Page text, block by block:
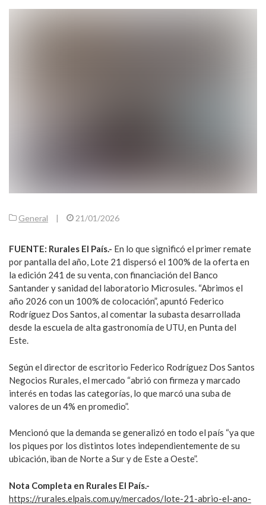
General | 21/01/2026
FUENTE: Rurales El País.- En lo que significó el primer remate
por pantalla del año, Lote 21 dispersó el 100% de la oferta en
la edición 241 de su venta, con financiación del Banco
Santander y sanidad del laboratorio Microsules. “Abrimos el
año 2026 con un 100% de colocación”, apuntó Federico
Rodríguez Dos Santos, al comentar la subasta desarrollada
desde la escuela de alta gastronomía de UTU, en Punta del
Este.
Según el director de escritorio Federico Rodríguez Dos Santos
Negocios Rurales, el mercado “abrió con firmeza y marcado
interés en todas las categorías, lo que marcó una suba de
valores de un 4% en promedio”.
Mencionó que la demanda se generalizó en todo el país “ya que
los piques por los distintos lotes independientemente de su
ubicación, iban de Norte a Sur y de Este a Oeste”.
Nota Completa en Rurales El País.-
https://rurales.elpais.com.uy/mercados/lote-21-abrio-el-ano-